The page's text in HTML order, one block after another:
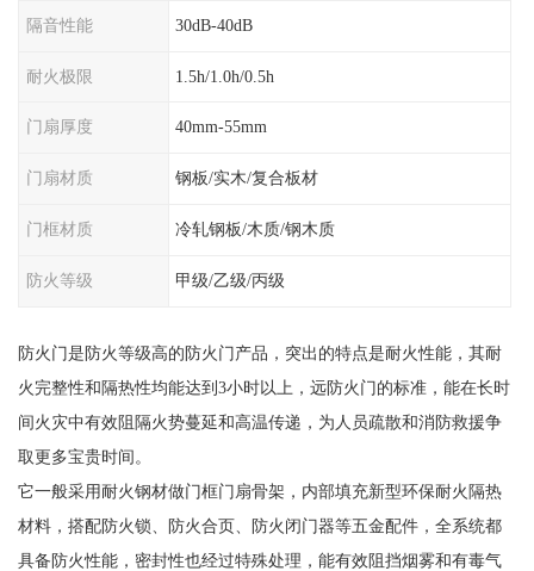
隔音性能 30dB-40dB
耐火极限 1.5h/1.0h/0.5h
门扇厚度 40mm-55mm
门扇材质 钢板/实木/复合板材
门框材质 冷轧钢板/木质/钢木质
防火等级 甲级/乙级/丙级
防火门是防火等级高的防火门产品，突出的特点是耐火性能，其耐
火完整性和隔热性均能达到3小时以上，远防火门的标准，能在长时
间火灾中有效阻隔火势蔓延和高温传递，为人员疏散和消防救援争
取更多宝贵时间。
它一般采用耐火钢材做门框门扇骨架，内部填充新型环保耐火隔热
材料，搭配防火锁、防火合页、防火闭门器等五金配件，全系统都
具备防火性能，密封性也经过特殊处理，能有效阻挡烟雾和有毒气